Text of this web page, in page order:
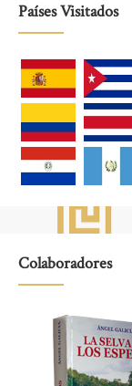
Países Visitados
Colaboradores